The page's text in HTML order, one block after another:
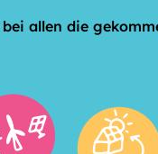
allen die